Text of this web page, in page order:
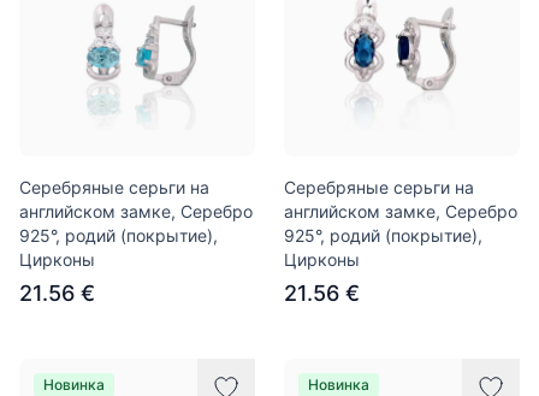
Серебряные серьги на
английском замке, Серебро
925°, родий (покрытие),
Цирконы
21.56 €
Серебряные серьги на
английском замке, Серебро
925°, родий (покрытие),
Цирконы
21.56 €
Новинка Новинка